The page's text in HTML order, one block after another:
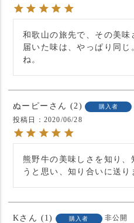
和歌山の旅先で、その美味
届いた味は、やっぱり同
ね。
ぬーピー 2 購入者
投稿日
2020/06/28
熊野牛の美味しさを知り、
K 1 購入者
非公開